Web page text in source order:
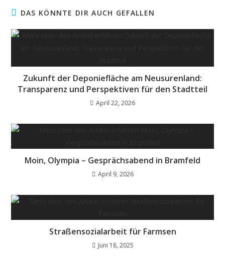
DAS KÖNNTE DIR AUCH GEFALLEN
Zukunft der Deponiefläche am Neusurenland:
Transparenz und Perspektiven für den Stadtteil
April 22, 2026
Moin, Olympia – Gesprächsabend in Bramfeld
April 9, 2026
Straßensozialarbeit für Farmsen
Juni 18, 2025